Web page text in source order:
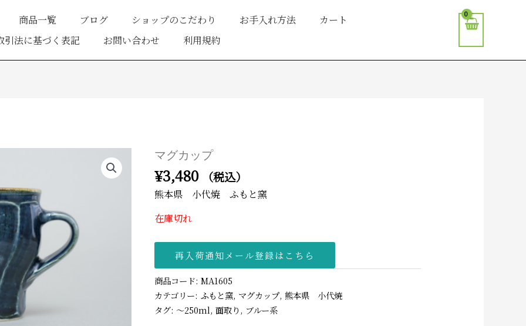
商品一覧 ブログ ショップのこだわり お手入れ方法
カート
引法に基づく表記
お問い合わせ 利用規約
マグカップ
¥3,480 （税込）
熊本県 小代焼 ふもと窯
在庫切れ
再入荷通知メール登録はこちら
商品コード:MA1605
カテゴリー: ふもと窯, マグカップ,熊本県 小代焼
タグ: 〜250ml,面取り, ブルー系